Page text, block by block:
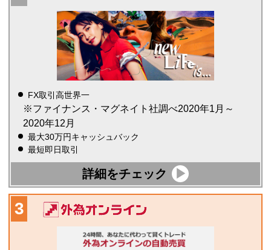
FX取引高世界一
※ファイナンス・マグネイト社調べ2020年1月～
2020年12月
最大30万円キャッシュバック
最短即日取引
詳細をチェック